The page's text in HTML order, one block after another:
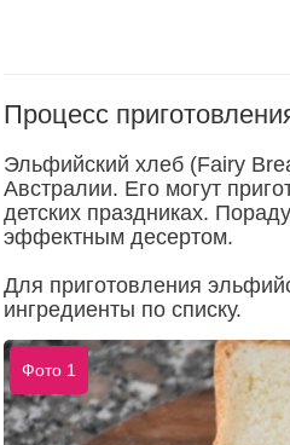
Процесс
Эльфийский хлеб (Fairy
Австралии. Его могут
детских праздниках.
эффектным десертом.
Для приготовления
ингредиенты по списку.
Фото 1